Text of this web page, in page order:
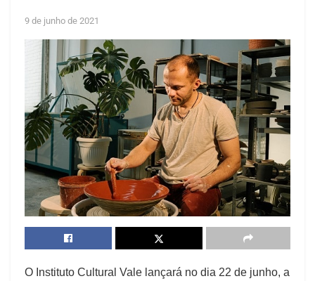
9 de junho de 2021
O Instituto Cultural Vale lançará no dia 22 de junho, a